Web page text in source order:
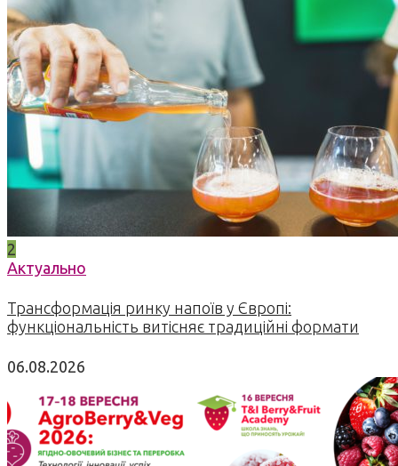
2
Актуально
Трансформація ринку напоїв у Європі:
функціональність витісняє традиційні формати
06.08.2026